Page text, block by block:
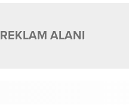
REKLAM ALANI